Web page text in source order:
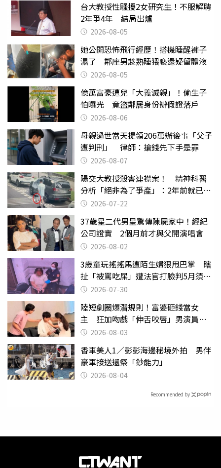
台大教授性騷擾2女研究生！不服解聘
2年爭4年 結局出爐
2026-08-05
她公開恐怖飛行經歷！搭機睡醒褲子
濕了 鄰座男趁熟睡猥褻還疑留體液
2026-08-05
億萬富豪遭兒「大義滅親」！偷生子
怕曝光 竟盜鄰居身份辦假證落戶
2026-08-06
母親過世當天提領206萬辦後事「父子
遭判刑」 律師：搶錢先下手是罪
2026-08-07
陽交大教授殺害連襟案！ 精神科醫
分析「絕非為了爭產」：2年前就已言
行詭異
2026-07-22
37歲星二代男星驚傳陳屍家中！經紀
公司證實 2個月前才與父開演唱會
2026-08-02
3歲童玩搖搖馬遭陌生婦狠甩巴掌 瞎
扯「被罵吃屎」遭法官打臉判5月須入
監 2026-07-30
陸短劇圈爆潛規則！富婆砸錢當女
主 狂加吻戲「伸舌咬唇」男演員崩
潰 2026-08-03
香車美人1／彭彭海邊秘境外拍 男伴
豪車接送還祭「鈔能力」
2026-08-04
Recommended by